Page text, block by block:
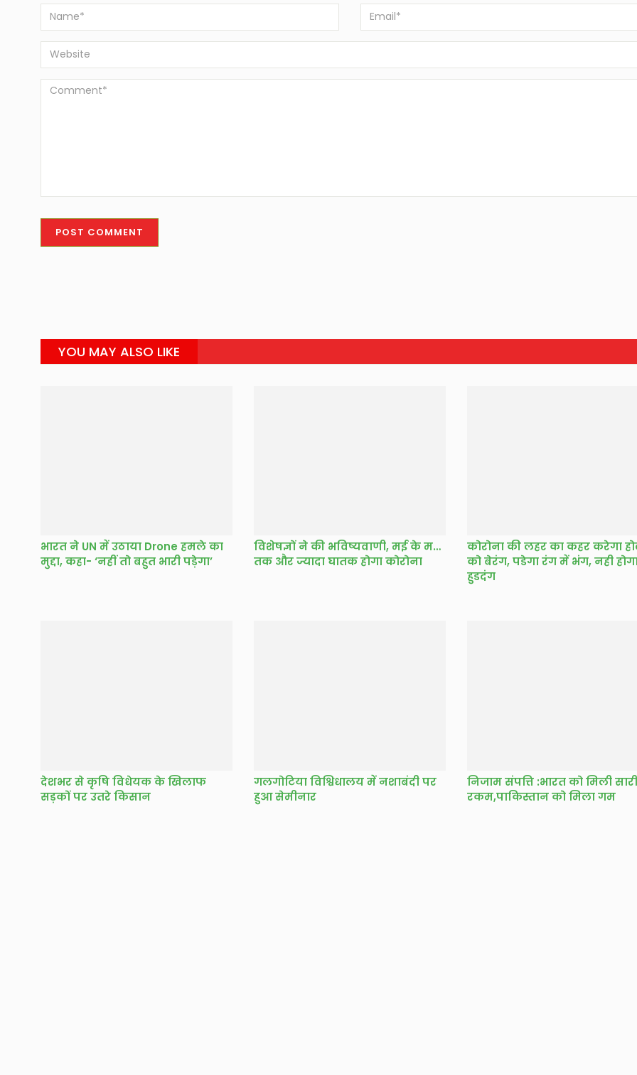
YOU MAY ALSO LIKE
भारत ने UN में उठाया Drone हमले का
मुद्दा, कहा- ‘नहीं तो बहुत भारी पड़ेगा’
विशेषज्ञों ने की भविष्यवाणी, मई के मध्य
तक और ज्यादा घातक होगा कोरोना
कोरोना की लहर का कहर करेगा
को बेरंग, पडेगा रंग में भंग, नही
हुडदंग
देशभर से कृषि विधेयक के खिलाफ
सड़कों पर उतरे किसान
गलगोटिया विश्विधालय में नशाबंदी पर
हुआ सेमीनार
निजाम संपत्ति :भारत को मिली सारी
रकम,पाकिस्तान को मिला गम